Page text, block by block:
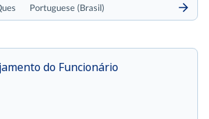
Portuguese (Brasil)
do Funcionário